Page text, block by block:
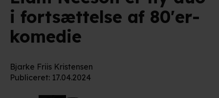
i fortsættelse af 80'er-
komedie
Bjarke Friis Kristensen
Publiceret: 17.04.2024